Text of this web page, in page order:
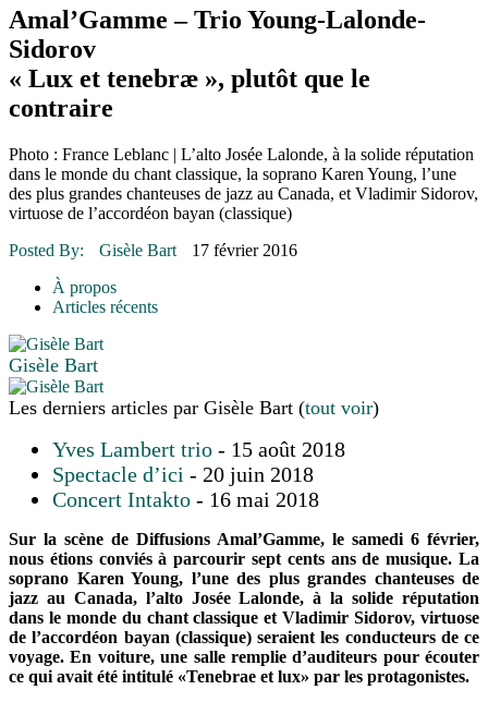
Le rendez-vous des bolides
30 juin 2015 | Fantaisie et créativité en mode jeunesse
16 juillet 2026
16 juillet 2026
|
16 juillet 2026 | POLITIQUE
16 juillet 2026
Amal’Gamme – Trio Young-Lalonde-
Sidorov
« Lux et tenebræ », plutôt que le
contraire
Photo : France Leblanc | L’alto Josée Lalonde, à la solide réputation
dans le monde du chant classique, la soprano Karen Young, l’une
des plus grandes chanteuses de jazz au Canada, et Vladimir Sidorov,
virtuose de l’accordéon bayan (classique)
Posted By:
Gisèle Bart
17 février 2016
À propos
Articles récents
Gisèle Bart
Les derniers articles par Gisèle Bart (tout voir)
Yves Lambert trio - 15 août 2018
Spectacle d’ici - 20 juin 2018
Concert Intakto - 16 mai 2018
Sur la scène de Diffusions Amal’Gamme, le samedi 6 février,
nous étions conviés à parcourir sept cents ans de musique. La
soprano Karen Young, l’une des plus grandes chanteuses de
jazz au Canada, l’alto Josée Lalonde, à la solide réputation
dans le monde du chant classique et Vladimir Sidorov, virtuose
de l’accordéon bayan (classique) seraient les conducteurs de ce
voyage. En voiture, une salle remplie d’auditeurs pour écouter
ce qui avait été intitulé «Tenebrae et lux» par les protagonistes.